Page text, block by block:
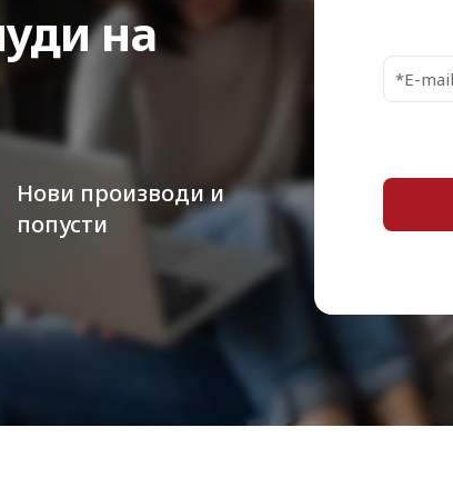
на
Нови производи и
попусти